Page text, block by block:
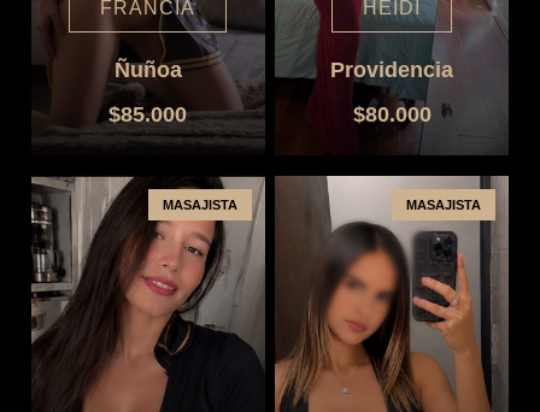
FRANCIA
Ñuñoa
$85.000
HEIDI
Providencia
$80.000
MASAJISTA MASAJISTA